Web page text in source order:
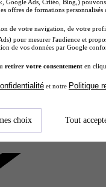
par le Lycée agricole
ans des techniciens
Google Ads, Critéo, Bing,)
offres de formations
de votre navigation, de votre
pour mesurer l'audience et
de vos données par Google
retirer votre consentement en
et notre Politique
choix Tout